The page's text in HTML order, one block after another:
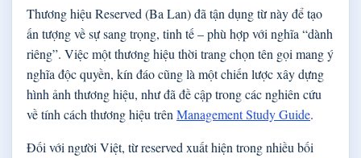
Thương hiệu Reserved (Ba Lan) đã tận dụng từ này để tạo
ấn tượng về sự sang trọng, tinh tế – phù hợp với nghĩa “dành
riêng”. Việc một thương hiệu thời trang chọn tên gọi mang ý
nghĩa độc quyền, kín đáo cũng là một chiến lược xây dựng
hình ảnh thương hiệu, như đã đề cập trong các nghiên cứu
về tính cách thương hiệu trên Management Study Guide.
Đối với người Việt, từ reserved xuất hiện trong nhiều bối